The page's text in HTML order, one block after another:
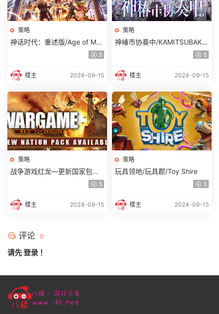
策略
神话时代：重述版/Age of Myt
hology: Retold (更新 v100.17.
5
楼主 2024-09-15
策略
神椿市协奏中/KAMITSUBAKI
5
楼主 2024-09-15
策略
战争游戏红龙—更新国家包：
5
楼主 2024-09-15
策略
玩具领地/玩具郡/Toy Shire
5
楼主 2024-09-15
评论 0
请先登录 ！